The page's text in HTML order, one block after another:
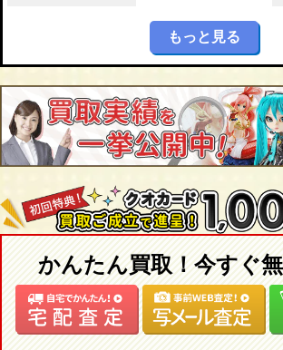
もっと見る
かんたん買取！今すぐ無